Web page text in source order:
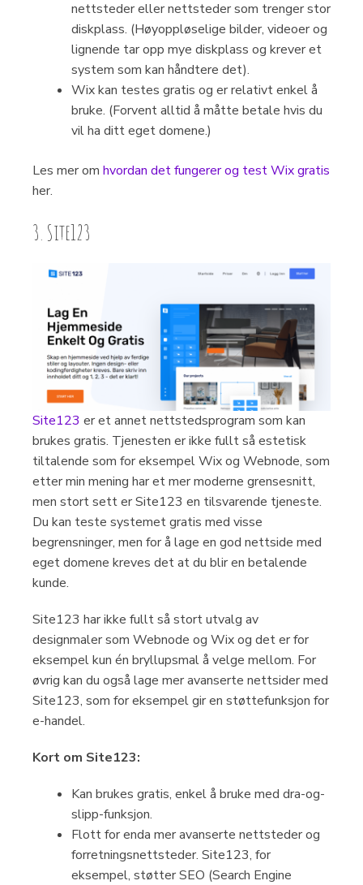
nettsteder eller nettsteder som trenger stor
diskplass. (Høyoppløselige bilder, videoer og
lignende tar opp mye diskplass og krever et
system som kan håndtere det).
Wix kan testes gratis og er relativt enkel å
bruke. (Forvent alltid å måtte betale hvis du
vil ha ditt eget domene.)
Les mer om hvordan det fungerer og test Wix gratis
her.
3. Site123
Site123 er et annet nettstedsprogram som kan
brukes gratis. Tjenesten er ikke fullt så estetisk
tiltalende som for eksempel Wix og Webnode, som
etter min mening har et mer moderne grensesnitt,
men stort sett er Site123 en tilsvarende tjeneste.
Du kan teste systemet gratis med visse
begrensninger, men for å lage en god nettside med
eget domene kreves det at du blir en betalende
kunde.
Site123 har ikke fullt så stort utvalg av
designmaler som Webnode og Wix og det er for
eksempel kun én bryllupsmal å velge mellom. For
øvrig kan du også lage mer avanserte nettsider med
Site123, som for eksempel gir en støttefunksjon for
e-handel.
Kort om Site123:
Kan brukes gratis, enkel å bruke med dra-og-
slipp-funksjon.
Flott for enda mer avanserte nettsteder og
forretningsnettsteder. Site123, for
eksempel, støtter SEO (Search Engine